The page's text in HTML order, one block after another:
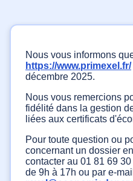
Nous vous informons
https://www.primexel.fr/
décembre 2025.
Nous vous remercions
fidélité dans la gestion
liées aux certificats
Pour toute question ou
concernant un dossier
contacter au 01 81 69
de 9h à 17h ou par e-